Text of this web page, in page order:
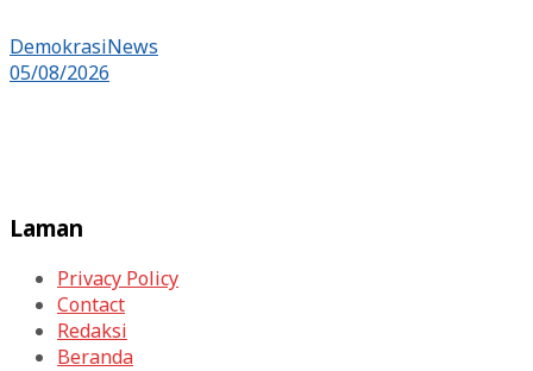
DemokrasiNews
05/08/2026
Laman
Privacy Policy
Contact
Redaksi
Beranda